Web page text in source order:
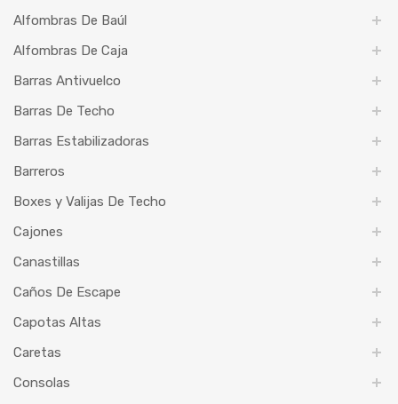
Alfombras De Baúl
Alfombras De Caja
Barras Antivuelco
Barras De Techo
Barras Estabilizadoras
Barreros
Boxes y Valijas De Techo
Cajones
Canastillas
Caños De Escape
Capotas Altas
Caretas
Consolas